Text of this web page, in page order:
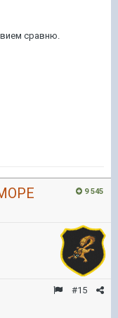
сравню.
9 545
#15